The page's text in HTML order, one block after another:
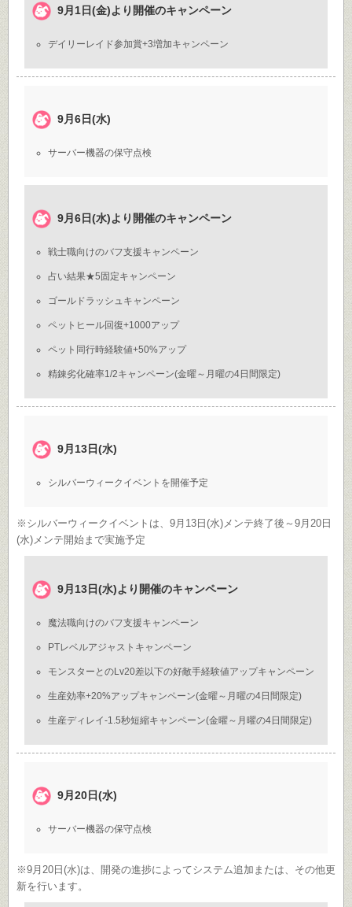
9月1日(金)より開催のキャンペーン
デイリーレイド参加賞+3増加キャンペーン
9月6日(水)
サーバー機器の保守点検
9月6日(水)より開催のキャンペーン
戦士職向けのバフ支援キャンペーン
占い結果★5固定キャンペーン
ゴールドラッシュキャンペーン
ペットヒール回復+1000アップ
ペット同行時経験値+50%アップ
精錬劣化確率1/2キャンペーン(金曜～月曜の4日間限定)
9月13日(水)
シルバーウィークイベントを開催予定
※シルバーウィークイベントは、9月13日(水)メンテ終了後～9月20日
(水)メンテ開始まで実施予定
9月13日(水)より開催のキャンペーン
魔法職向けのバフ支援キャンペーン
PTレベルアジャストキャンペーン
モンスターとのLv20差以下の好敵手経験値アップキャンペーン
生産効率+20%アップキャンペーン(金曜～月曜の4日間限定)
生産ディレイ-1.5秒短縮キャンペーン(金曜～月曜の4日間限定)
9月20日(水)
サーバー機器の保守点検
※9月20日(水)は、開発の進捗によってシステム追加または、その他更
新を行います。